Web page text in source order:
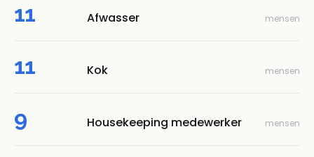
11 Afwasser mensen
11 Kok mensen
9 Housekeeping medewerker mensen